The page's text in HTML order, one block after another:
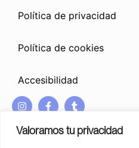
Valoramos tu privacidad
Política de privacidad
Política de cookies
Accesibilidad
I
n
s
t
F
a
c
e
T
u
m
b